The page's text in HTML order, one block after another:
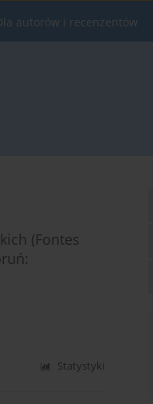
autorów i recenzentów
(Fontes
Statystyki